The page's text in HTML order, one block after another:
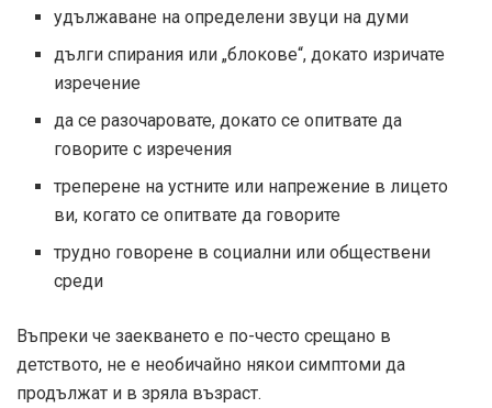
удължаване на определени звуци на думи
дълги спирания или „блокове“, докато изричате
изречение
да се разочаровате, докато се опитвате да
говорите с изречения
треперене на устните или напрежение в лицето
ви, когато се опитвате да говорите
трудно говорене в социални или обществени
среди
Въпреки че заекването е по-често срещано в
детството, не е необичайно някои симптоми да
продължат и в зряла възраст.